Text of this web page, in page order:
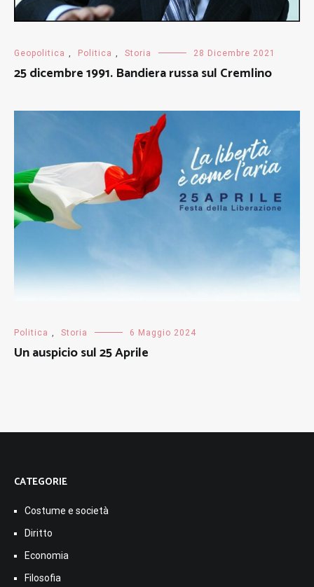
Geopolitica , Politica , Storia 28 Dicembre 2021
25 dicembre 1991. Bandiera russa sul Cremlino
Politica , Storia 6 Maggio 2024
Un auspicio sul 25 Aprile
CATEGORIE
Costume e società
Diritto
Economia
Filosofia